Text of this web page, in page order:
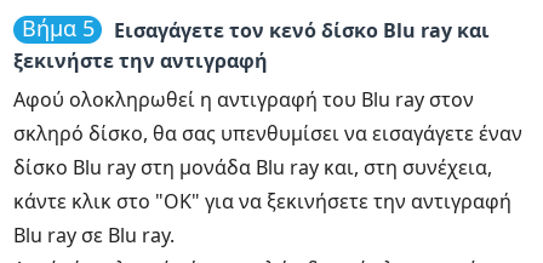
Βήμα 5
Εισαγάγετε τον κενό δίσκο Blu ray και
ξεκινήστε την αντιγραφή
Αφού ολοκληρωθεί η αντιγραφή του Blu ray στον
σκληρό δίσκο, θα σας υπενθυμίσει να εισαγάγετε έναν
δίσκο Blu ray στη μονάδα Blu ray και, στη συνέχεια,
κάντε κλικ στο "OK" για να ξεκινήσετε την αντιγραφή
Blu ray σε Blu ray.